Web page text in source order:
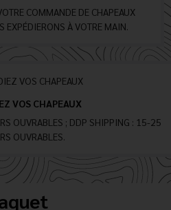
COMMANDE DE CHAPEAUX
EXPÉDIERONS À VOTRE MAIN.
VOS CHAPEAUX
OUVRABLES ; DDP SHIPPING : 15-25
OUVRABLES.